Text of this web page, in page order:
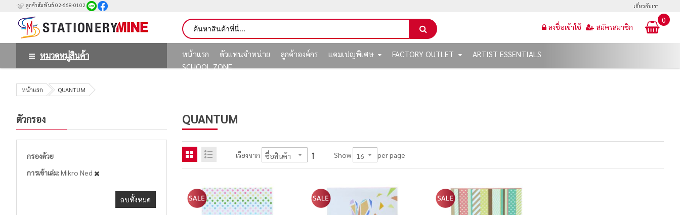
ลูกค้าสัมพันธ์ 02-668-0102 เกี่ยวกับเรา
0
ลงชื่อเข้าใช้ สมัครสมาชิก
หมวดหมู่สินค้า หน้าแรก ตัวแทนจำหน่าย ลูกค้าองค์กร แคมเปญพิเศษ FACTORY OUTLET
ARTIST ESSENTIALS
SCHOOL ZONE
หน้าแรก QUANTUM
QUANTUM
เรียงจาก Show per page
ตัวกรอง
กรองด้วย
การเข้าเล่ม Mikro Ned
ลบทั้งหมด